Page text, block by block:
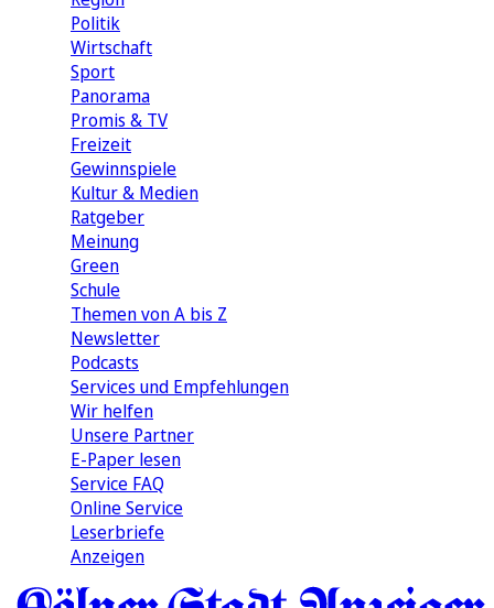
Politik
Wirtschaft
Sport
Panorama
Promis & TV
Freizeit
Gewinnspiele
Kultur & Medien
Ratgeber
Meinung
Green
Schule
Themen von A bis Z
Newsletter
Podcasts
Services und Empfehlungen
Wir helfen
Unsere Partner
E-Paper lesen
Service FAQ
Online Service
Leserbriefe
Anzeigen